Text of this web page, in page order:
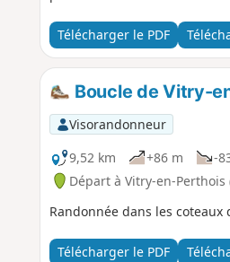
l’agriculture céréalière.
crayeux de la Champagne.
matériau de construction,
pharmaceutique.
Télécharger le PDF
Boucle de Vitry-
Visorandonneur
9,52 km
+86 m -
Départ à Vitry-en-Perthois
Randonnée dans les
Télécharger le PDF